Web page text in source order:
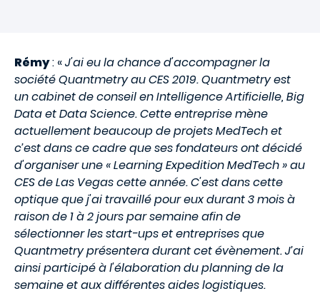
Rémy: «J'ai eu la chance d'accompagner la
société Quantmetry au CES 2019. Quantmetry est
un cabinet de conseil en Intelligence Artificielle, Big
Data et Data Science. Cette entreprise mène
actuellement beaucoup de projets MedTech et
c’est dans ce cadre que ses fondateurs ont décidé
d'organiser une « Learning Expedition MedTech » au
CES de Las Vegas cette année. C'est dans cette
optique que j'ai travaillé pour eux durant 3 mois à
raison de 1 à 2 jours par semaine afin de
sélectionner les start-ups et entreprises que
Quantmetry présentera durant cet évènement. J’ai
ainsi participé à l'élaboration du planning de la
semaine et aux différentes aides logistiques.